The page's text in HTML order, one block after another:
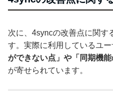
次に、4syncの改善点に関す
す。実際に利用しているユー
ができない点」や「同期機能
が寄せられています。